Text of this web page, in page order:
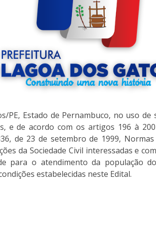
PE, Estado de Pernambuco, no uso
e de acordo com os artigos 196 à
de 23 de setembro de 1999,
da Sociedade Civil interessadas e
para o atendimento da população
estabelecidas neste Edital.